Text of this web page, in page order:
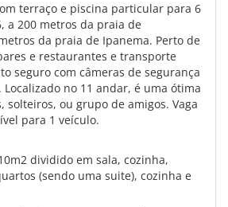
terraço e piscina particular para 6
a 200 metros da praia de
da praia de Ipanema. Perto de
e restaurantes e transporte
seguro com câmeras de segurança
no 11 andar, é uma ótima
solteiros, ou grupo de amigos. Vaga
para 1 veículo.
dividido em sala, cozinha,
(sendo uma suite), cozinha e